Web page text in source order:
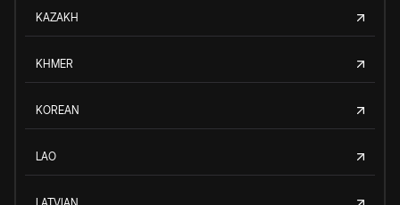
KAZAKH
KHMER
KOREAN
LAO